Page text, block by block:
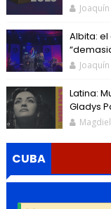
Albita:
Latina:
Gladys
CUBA